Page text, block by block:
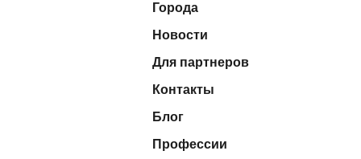
Города
Новости
Для партнеров
Контакты
Блог
Профессии